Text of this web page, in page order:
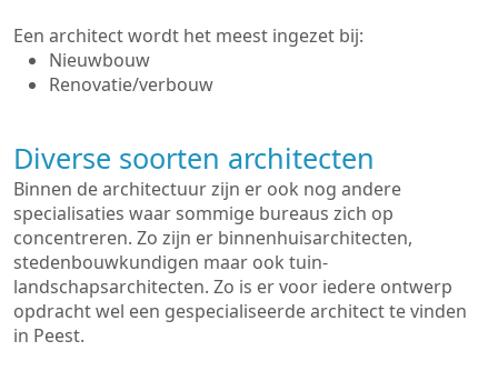
Een architect wordt het meest ingezet bij:
Nieuwbouw
Renovatie/verbouw
Diverse soorten architecten
Binnen de architectuur zijn er ook nog andere
specialisaties waar sommige bureaus zich op
concentreren. Zo zijn er binnenhuisarchitecten,
stedenbouwkundigen maar ook tuin-
landschapsarchitecten. Zo is er voor iedere ontwerp
opdracht wel een gespecialiseerde architect te vinden
in Peest.